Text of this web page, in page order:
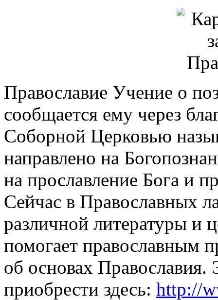
Православие Учение о
сообщается ему через
Соборной Церковью
направлено на
на прославление Бога и
Сейчас в Православных
различной литературы и
помогает православным
об основах Православия.
приобрести здесь: http://